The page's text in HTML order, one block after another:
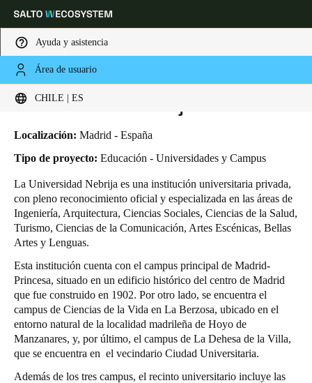
Ayuda y asistencia
Área de usuario
CHILE | ES
Elija su ubicación y configuración de idioma
Global
Mexico
Español
Colombia
Español
Chile
Español
HOME INDUSTRIAS
UNIVERSIDAD NEBRIJA
Universidad Nebrija
Localización: Madrid - España
Tipo de proyecto: Educación - Universidades y Campus
La Universidad Nebrija es una institución universitaria privada,
con pleno reconocimiento oficial y especializada en las áreas de
Ingeniería, Arquitectura, Ciencias Sociales, Ciencias de la Salud,
Turismo, Ciencias de la Comunicación, Artes Escénicas, Bellas
Artes y Lenguas.
Esta institución cuenta con el campus principal de Madrid-
Princesa, situado en un edificio histórico del centro de Madrid
que fue construido en 1902. Por otro lado, se encuentra el
campus de Ciencias de la Vida en La Berzosa, ubicado en el
entorno natural de la localidad madrileña de Hoyo de
Manzanares, y, por último, el campus de La Dehesa de la Villa,
que se encuentra en el vecindario Ciudad Universitaria.
Además de los tres campus, el recinto universitario incluye las